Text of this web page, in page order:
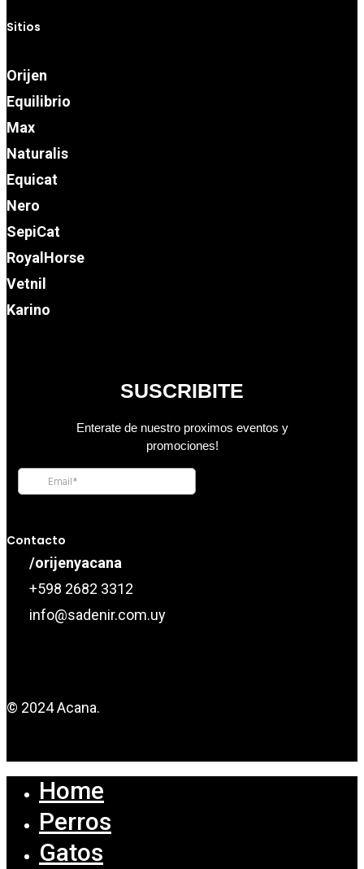
Sitios
Orijen
Equilibrio
Max
Naturalis
Equicat
Nero
SepiCat
RoyalHorse
Vetnil
Karino
Contacto
/orijenyacana
+598 2682 3312
info@sadenir.com.uy
© 2024 Acana.
Home
Perros
Gatos